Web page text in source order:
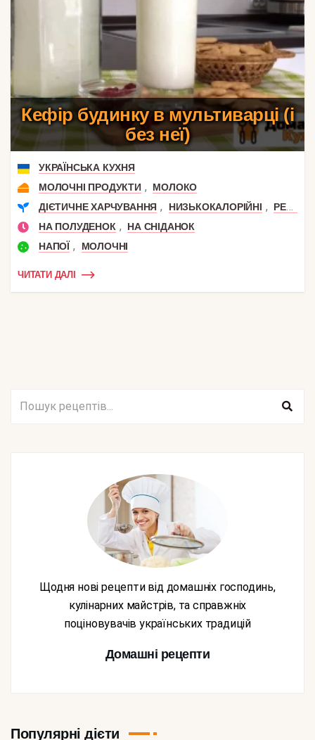
Кефір будинку в мультиварці (і
без неї)
УКРАЇНСЬКА КУХНЯ
МОЛОЧНІ ПРОДУКТИ ,
МОЛОКО
ДІЄТИЧНЕ ХАРЧУВАННЯ , НИЗЬКОКАЛОРІЙНІ ,
РЕЦЕПТИ ДЛЯ СХУДНЕННЯ
НА ПОЛУДЕНОК ,
НА СНІДАНОК
НАПОЇ , МОЛОЧНІ
ЧИТАТИ ДАЛІ
Щодня нові рецепти від домашніх господинь,
кулінарних майстрів, та справжніх
поціновувачів українських традицій
Домашні рецепти
Популярні дієти